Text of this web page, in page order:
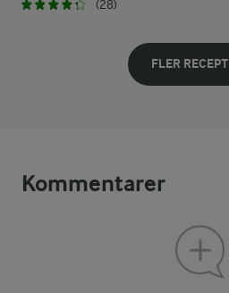
(28)
FLER RECEPT
Kommentarer